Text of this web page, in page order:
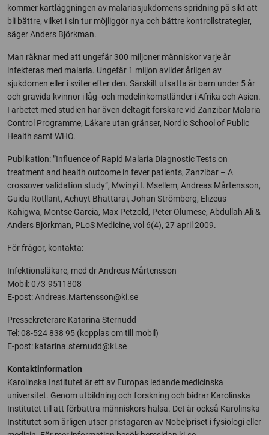
kommer kartläggningen av malariasjukdomens spridning på sikt att
bli bättre, vilket i sin tur möjliggör nya och bättre kontrollstrategier,
säger Anders Björkman.
Man räknar med att ungefär 300 miljoner människor varje år
infekteras med malaria. Ungefär 1 miljon avlider årligen av
sjukdomen eller i sviter efter den. Särskilt utsatta är barn under 5 år
och gravida kvinnor i låg- och medelinkomstländer i Afrika och Asien.
I arbetet med studien har även deltagit forskare vid Zanzibar Malaria
Control Programme, Läkare utan gränser, Nordic School of Public
Health samt WHO.
Publikation: ”Influence of Rapid Malaria Diagnostic Tests on
treatment and health outcome in fever patients, Zanzibar – A
crossover validation study”, Mwinyi I. Msellem, Andreas Mårtensson,
Guida Rotllant, Achuyt Bhattarai, Johan Strömberg, Elizeus
Kahigwa, Montse Garcia, Max Petzold, Peter Olumese, Abdullah Ali &
Anders Björkman, PLoS Medicine, vol 6(4), 27 april 2009.
För frågor, kontakta:
Infektionsläkare, med dr Andreas Mårtensson
Mobil: 073-9511808
E-post:Andreas.Martensson@ki.se
Pressekreterare Katarina Sternudd
Tel: 08-524 838 95 (kopplas om till mobil)
E-post: katarina.sternudd@ki.se
Kontaktinformation
Karolinska Institutet är ett av Europas ledande medicinska
universitet. Genom utbildning och forskning och bidrar Karolinska
Institutet till att förbättra människors hälsa. Det är också Karolinska
Institutet som årligen utser pristagaren av Nobelpriset i fysiologi eller